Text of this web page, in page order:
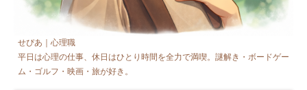
せぴあ｜心理職
平日は心理の仕事、休日はひとり時間を全力で満喫。謎解き・ボードゲー
ム・ゴルフ・映画・旅が好き。